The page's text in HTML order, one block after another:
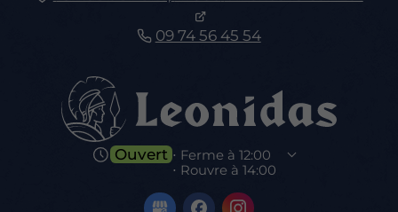
09 74 56 45 54
Ouvert ⋅ Ferme à 12:00
⋅ Rouvre à 14:00